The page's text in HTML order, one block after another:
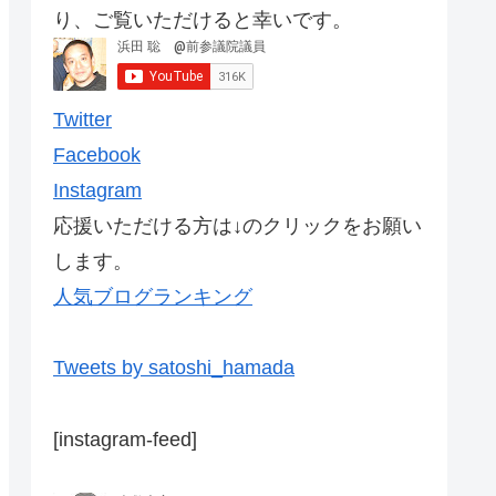
り、ご覧いただけると幸いです。
Twitter
Facebook
Instagram
応援いただける方は↓のクリックをお願い
します。
人気ブログランキング
Tweets by satoshi_hamada
[instagram-feed]